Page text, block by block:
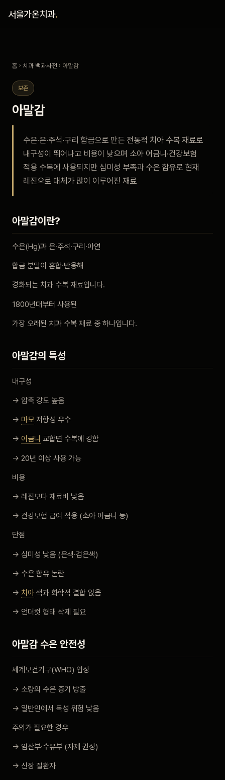
서울가온치과.
진료 안내
안내
예약 안내
공지사항
자주 묻는 질문
회원가입 / 로그인
홈 › 치과 백과사전 › 아말감
보존
아말감
수은·은·주석·구리 합금으로 만든 전통적 치아 수복 재료로
내구성이 뛰어나고 비용이 낮으며 소아 어금니·건강보험
적용 수복에 사용되지만 심미성 부족과 수은 함유로 현재
레진으로 대체가 많이 이루어진 재료
아말감이란?
수은(Hg)과 은·주석·구리·아연
합금 분말이 혼합·반응해
경화되는 치과 수복 재료입니다.
1800년대부터 사용된
가장 오래된 치과 수복 재료 중 하나입니다.
아말감의 특성
내구성
→ 압축 강도 높음
→ 마모 저항성 우수
→ 어금니 교합면 수복에 강함
→ 20년 이상 사용 가능
비용
→ 레진보다 재료비 낮음
→ 건강보험 급여 적용 (소아 어금니 등)
단점
→ 심미성 낮음 (은색·검은색)
→ 수은 함유 논란
→ 치아색과 화학적 결합 없음
→ 언더컷 형태 삭제 필요
아말감 수은 안전성
세계보건기구(WHO) 입장
→ 소량의 수은 증기 방출
→ 일반인에서 독성 위험 낮음
주의가 필요한 경우
→ 임산부·수유부 (자제 권장)
→ 신장 질환자